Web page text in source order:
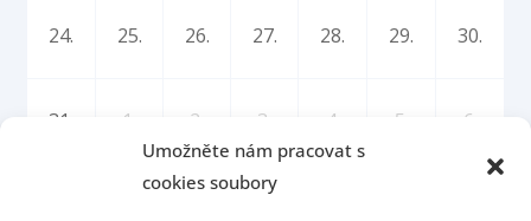
Umožněte nám pracovat s
cookies soubory
24. 25. 26. 27. 28. 29. 30.
31. 1. 2. 3. 4. 5. 6.